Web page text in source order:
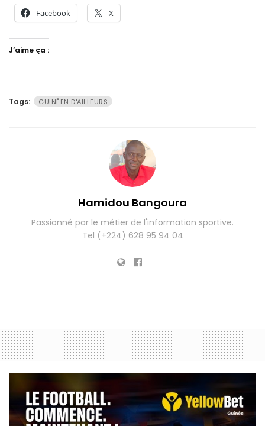
Facebook X
J’aime ça :
Tags: GUINÉEN D'AILLEURS
Hamidou Bangoura
Passionné par le métier de l'information sportive.
Tel (+224) 628 95 94 04